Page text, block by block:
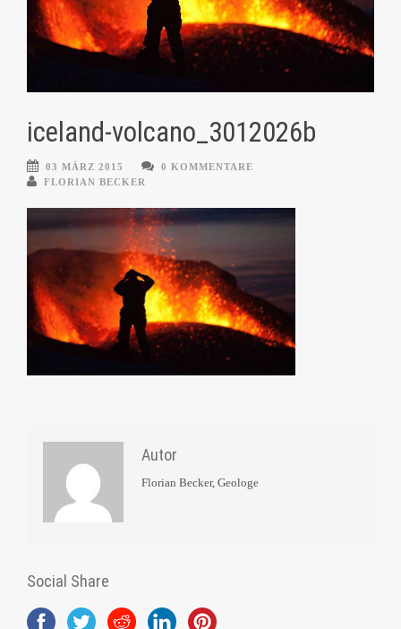
iceland-volcano_3012026b
03 MÄRZ 2015
0 KOMMENTARE
FLORIAN BECKER
Autor
Florian Becker, Geologe
Social Share